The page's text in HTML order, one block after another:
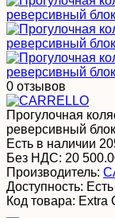
0 отзывов
Прогулочная
реверсивный
Есть в наличии
Без НДС: 20
Производитель:
Доступность:
Код товара: Extra